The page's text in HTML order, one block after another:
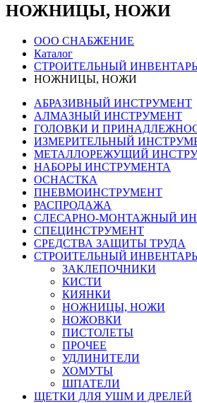
НОЖНИЦЫ, НОЖИ
ООО СНАБЖЕНИЕ
Каталог
СТРОИТЕЛЬНЫЙ ИНВЕНТАРЬ
НОЖНИЦЫ, НОЖИ
АБРАЗИВНЫЙ ИНСТРУМЕНТ
АЛМАЗНЫЙ ИНСТРУМЕНТ
ГОЛОВКИ И
ИЗМЕРИТЕЛЬНЫЙ
МЕТАЛЛОРЕЖУЩИЙ
НАБОРЫ ИНСТРУМЕНТА
ОСНАСТКА
ПНЕВМОИНСТРУМЕНТ
РАСПРОДАЖА
СЛЕСАРНО-МОНТАЖНЫЙ
СПЕЦИНСТРУМЕНТ
СРЕДСТВА ЗАЩИТЫ ТРУДА
СТРОИТЕЛЬНЫЙ ИНВЕНТАРЬ
ЗАКЛЕПОЧНИКИ
КИСТИ
КИЯНКИ
НОЖНИЦЫ, НОЖИ
НОЖОВКИ
ПИСТОЛЕТЫ
ПРОЧЕЕ
УДЛИНИТЕЛИ
ХОМУТЫ
ШПАТЕЛИ
ЩЕТКИ ДЛЯ УШМ И ДРЕЛЕЙ